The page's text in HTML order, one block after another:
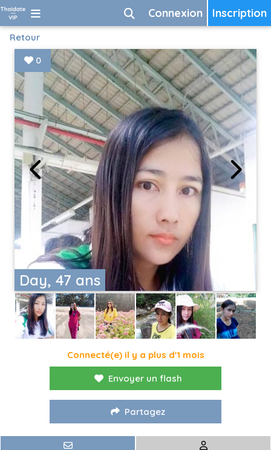
Inscription
Connexion
Retour
Day, 47 ans
0
Connecté(e) il y a plus d'1 mois
Envoyer un flash
Partagez